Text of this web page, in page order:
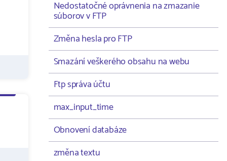
Nedostatočné oprávnenia na zmazanie
súborov v FTP
Změna hesla pro FTP
Smazání veškerého obsahu na webu
Ftp správa účtu
max_input_time
Obnovení databáze
změna textu